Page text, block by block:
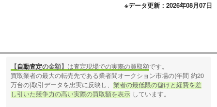
※データ更新：2026年08月07日
【自動査定の金額】 は査定現場での実際の買取額です。
買取業者の最大の転売先である業者間オークション市場の(年間 約20
万台の)取引データを忠実に反映し、業者の最低限の儲けと経費を差
し引いた競争力の高い実際の買取額を表示 しています。